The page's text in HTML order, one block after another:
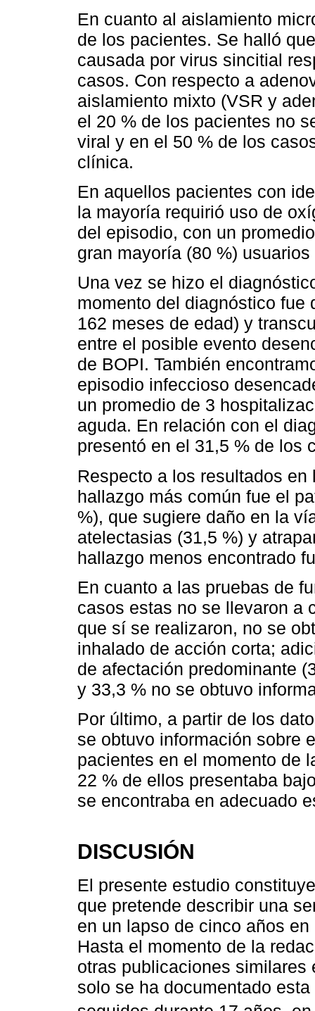
En cuanto al aislamiento
de los pacientes. Se halló
causada por virus sincitial
casos. Con respecto a
aislamiento mixto (VSR y
el 20 % de los pacientes no
viral y en el 50 % de los
clínica.
En aquellos pacientes con
la mayoría requirió uso de
del episodio, con un
gran mayoría (80 %)
Una vez se hizo el
momento del diagnóstico fue
162 meses de edad) y
entre el posible evento
de BOPI. También
episodio infeccioso
un promedio de 3
aguda. En relación con el
presentó en el 31,5 % de los
Respecto a los resultados
hallazgo más común fue el
%), que sugiere daño en la
atelectasias (31,5 %) y
hallazgo menos encontrado
En cuanto a las pruebas de
casos estas no se llevaron a
que sí se realizaron, no se
inhalado de acción corta;
de afectación predominante
y 33,3 % no se obtuvo
Por último, a partir de los
se obtuvo información sobre
pacientes en el momento de
22 % de ellos presentaba
se encontraba en adecuado
DISCUSIÓN
El presente estudio
que pretende describir una
en un lapso de cinco años
Hasta el momento de la
otras publicaciones similares
solo se ha documentado